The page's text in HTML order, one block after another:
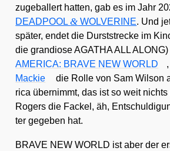
zuge­bal­lert hat­ten, gab es im Jahr
DEADPOOL& WOLVERINE. Und
spä­ter, endet die Durst­stre­cke im
die gran­dio­se AGATHA ALL
AMERICA: BRAVE NEW WORLD
Mackie
die Rol­le von Sam Wil­son
ri­ca über­nimmt, das ist so weit
Rogers die Fackel, äh,
ter gege­ben hat.
BRAVE NEW WORLD ist aber der